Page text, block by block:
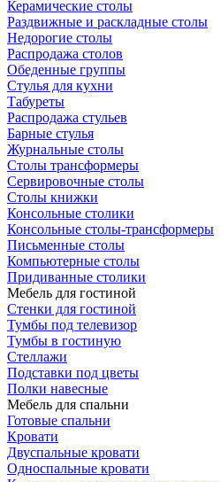
Керамические столы
Раздвижные и раскладные столы
Недорогие столы
Распродажа столов
Обеденные группы
Стулья для кухни
Табуреты
Распродажа стульев
Барные стулья
Журнальные столы
Столы трансформеры
Сервировочные столы
Столы книжки
Консольные столики
Консольные столы-трансформеры
Письменные столы
Компьютерные столы
Придиванные столики
Мебель для гостиной
Стенки для гостиной
Тумбы под телевизор
Тумбы в гостиную
Стеллажи
Подставки под цветы
Полки навесные
Мебель для спальни
Готовые спальни
Кровати
Двуспальные кровати
Односпальные кровати